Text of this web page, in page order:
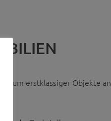
erstklassiger Objekte an